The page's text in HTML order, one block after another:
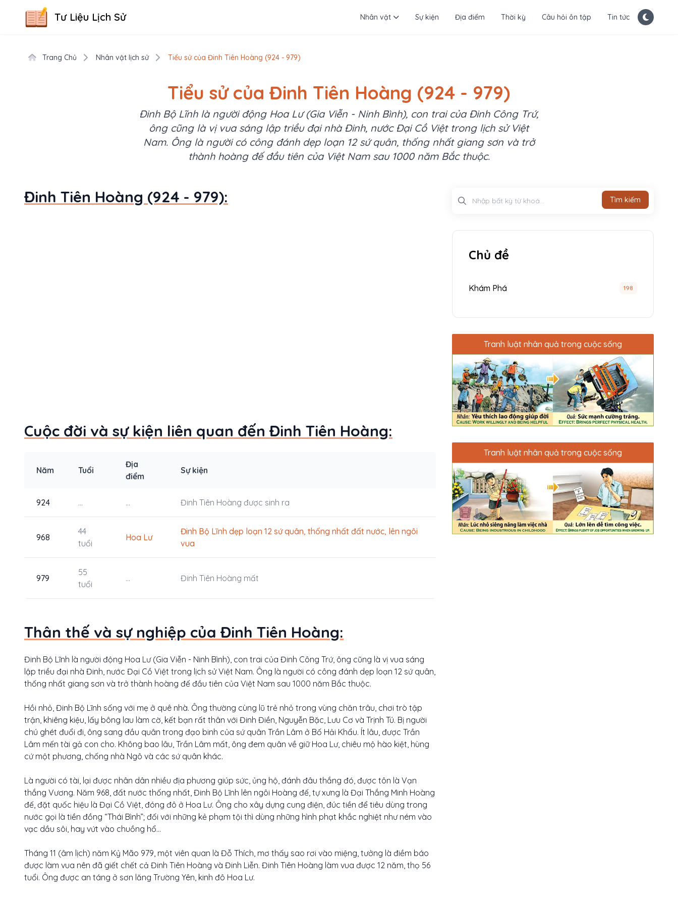
Tư Liệu Lịch Sử Nhân vật Sự kiện Địa điểm Thời kỳ Câu hỏi ôn tập Tin tức
Trang Chủ Nhân vật lịch sử Tiểu sử của Đinh Tiên Hoàng (924 - 979)
Tiểu sử của Đinh Tiên Hoàng (924 - 979)
Đinh Bộ Lĩnh là người động Hoa Lư (Gia Viễn - Ninh Bình), con trai của Đinh Công Trứ,
ông cũng là vị vua sáng lập triều đại nhà Đinh, nước Đại Cồ Việt trong lịch sử Việt
Nam. Ông là người có công đánh dẹp loạn 12 sứ quân, thống nhất giang sơn và trở
thành hoàng đế đầu tiên của Việt Nam sau 1000 năm Bắc thuộc.
Đinh Tiên Hoàng (924 - 979):
Cuộc đời và sự kiện liên quan đến Đinh Tiên Hoàng:
Năm Tuổi
Địa
điểm
Sự kiện
924 ... ... Đinh Tiên Hoàng được sinh ra
968
44
tuổi
Hoa Lư
Đinh Bộ Lĩnh dẹp loạn 12 sứ quân, thống nhất đất nước, lên ngôi
vua
979
55
tuổi
... Đinh Tiên Hoàng mất
Thân thế và sự nghiệp của Đinh Tiên Hoàng:
Đinh Bộ Lĩnh là người động Hoa Lư (Gia Viễn - Ninh Bình), con trai của Đinh Công Trứ, ông cũng là vị vua sáng
lập triều đại nhà Đinh, nước Đại Cồ Việt trong lịch sử Việt Nam. Ông là người có công đánh dẹp loạn 12 sứ quân,
thống nhất giang sơn và trở thành hoàng đế đầu tiên của Việt Nam sau 1000 năm Bắc thuộc.
Hồi nhỏ, Đinh Bộ Lĩnh sống với mẹ ở quê nhà. Ông thường cùng lũ trẻ nhỏ trong vùng chăn trâu, chơi trò tập
trận, khiêng kiệu, lấy bông lau làm cờ, kết bạn rất thân với Đinh Điền, Nguyễn Bặc, Lưu Cơ và Trịnh Tú. Bị người
chú ghét đuổi đi, ông sang đầu quân trong đạo binh của sứ quân Trần Lâm ở Bố Hải Khẩu. Ít lâu, được Trần
Lâm mến tài gả con cho. Không bao lâu, Trần Lâm mất, ông đem quân về giữ Hoa Lư, chiêu mộ hào kiệt, hùng
cứ một phương, chống nhà Ngô và các sứ quân khác.
Là người có tài, lại được nhân dân nhiều địa phương giúp sức, ủng hộ, đánh đâu thắng đó, được tôn là Vạn
thắng Vương. Năm 968, đất nước thống nhất, Đinh Bộ Lĩnh lên ngôi Hoàng đế, tự xưng là Đại Thắng Minh Hoàng
đế, đặt quốc hiệu là Đại Cồ Việt, đóng đô ở Hoa Lư. Ông cho xây dựng cung điện, đúc tiền để tiêu dùng trong
nước gọi là tiền đồng “Thái Bình”; đối với những kẻ phạm tội thì dùng những hình phạt khắc nghiệt như ném vào
vạc dầu sôi, hay vứt vào chuồng hổ...
Tháng 11 (âm lịch) năm Kỷ Mão 979, một viên quan là Đỗ Thích, mơ thấy sao rơi vào miệng, tưởng là điềm báo
được làm vua nên đã giết chết cả Đinh Tiên Hoàng và Đinh Liễn. Đinh Tiên Hoàng làm vua được 12 năm, thọ 56
tuổi. Ông được an táng ở sơn lăng Trường Yên, kinh đô Hoa Lư.
Tìm kiếm
Chủ đề
Khám Phá 198
Tranh luật nhân quả trong cuộc sống
Tranh luật nhân quả trong cuộc sống